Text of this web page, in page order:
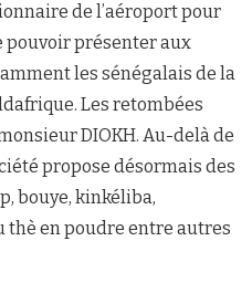
de l’aéroport pour
présenter aux
les sénégalais de la
Les retombées
DIOKH. Au-delà de
propose désormais des
bouye, kinkéliba,
thè en poudre entre autres